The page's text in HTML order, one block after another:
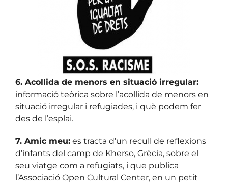
6. Acollida de menors en situació irregular:
informació teòrica sobre l’acollida de menors en
situació irregular i refugiades, i què podem fer
des de l’esplai.
7. Amic meu: es tracta d’un recull de reflexions
d’infants del camp de Kherso, Grècia, sobre el
seu viatge com a refugiats, i que publica
l’Associació Open Cultural Center, en un petit